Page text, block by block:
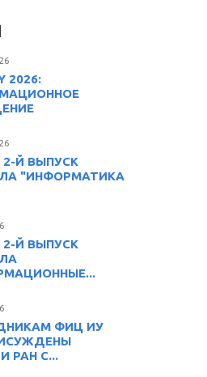
2026:
Й ВЫПУСК
"ИНФОРМАТИКА
Й ВЫПУСК
ФИЦ ИУ
РАН С...